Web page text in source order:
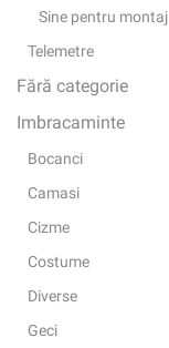
Sine pentru montaj
Telemetre
Fără categorie
Imbracaminte
Bocanci
Camasi
Cizme
Costume
Diverse
Geci